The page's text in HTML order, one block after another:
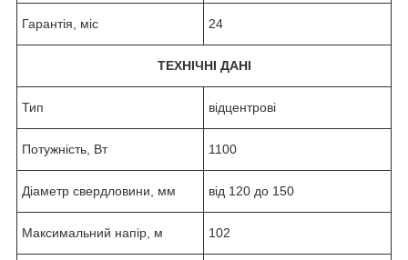
Гарантія, міс 24
ТЕХНІЧНІ ДАНІ
Тип відцентрові
Потужність, Вт 1100
Діаметр свердловини, мм від 120 до 150
Максимальний напір, м 102